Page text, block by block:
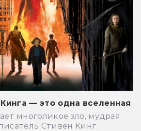
— это одна вселенная
многоликое зло, мудрая
Стивен Кинг.